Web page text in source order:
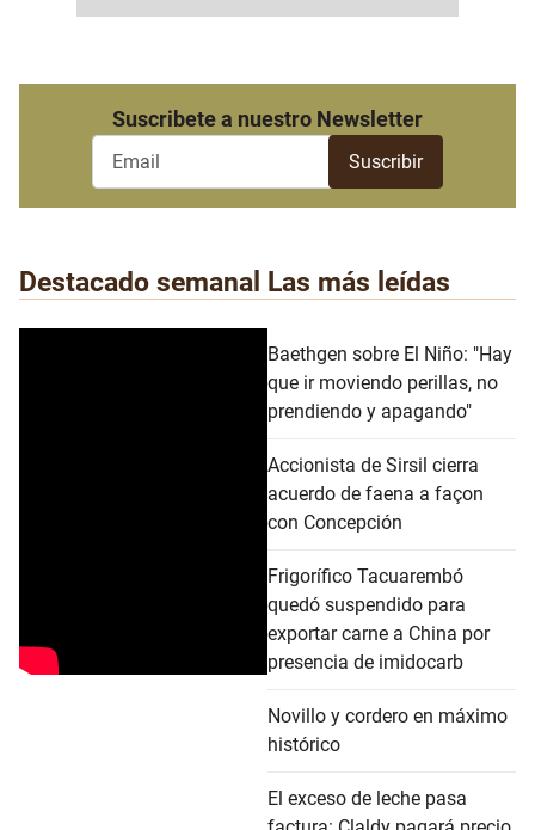
Suscribete a nuestro Newsletter
Destacado semanal Las más leídas
Baethgen sobre El Niño: "Hay
que ir moviendo perillas, no
prendiendo y apagando"
Accionista de Sirsil cierra
acuerdo de faena a façon
con Concepción
Frigorífico Tacuarembó
quedó suspendido para
exportar carne a China por
presencia de imidocarb
Novillo y cordero en máximo
histórico
El exceso de leche pasa